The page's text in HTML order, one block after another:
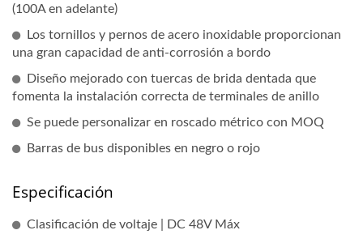
(100A en adelante)
Los tornillos y pernos de acero inoxidable proporcionan
una gran capacidad de anti-corrosión a bordo
Diseño mejorado con tuercas de brida dentada que
fomenta la instalación correcta de terminales de anillo
Se puede personalizar en roscado métrico con MOQ
Barras de bus disponibles en negro o rojo
Especificación
Clasificación de voltaje | DC 48V Máx